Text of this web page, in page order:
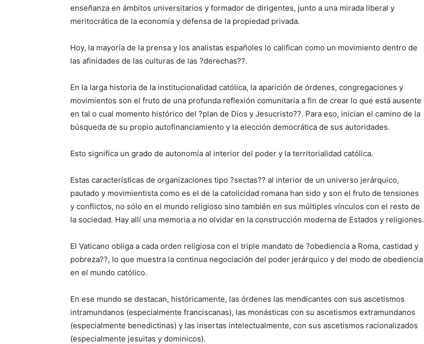
enseñanza en ámbitos universitarios y formador de dirigentes, junto a una mirada liberal y
meritocrática de la economía y defensa de la propiedad privada.
Hoy, la mayoría de la prensa y los analistas españoles lo califican como un movimiento dentro de
las afinidades de las culturas de las ?derechas??.
En la larga historia de la institucionalidad católica, la aparición de órdenes, congregaciones y
movimientos son el fruto de una profunda reflexión comunitaria a fin de crear lo que está ausente
en tal o cual momento histórico del ?plan de Dios y Jesucristo??. Para eso, inician el camino de la
búsqueda de su propio autofinanciamiento y la elección democrática de sus autoridades.
Esto significa un grado de autonomía al interior del poder y la territorialidad católica.
Estas características de organizaciones tipo ?sectas?? al interior de un universo jerárquico,
pautado y movimientista como es el de la catolicidad romana han sido y son el fruto de tensiones
y conflictos, no sólo en el mundo religioso sino también en sus múltiples vínculos con el resto de
la sociedad. Hay allí una memoria a no olvidar en la construcción moderna de Estados y religiones.
El Vaticano obliga a cada orden religiosa con el triple mandato de ?obediencia a Roma, castidad y
pobreza??, lo que muestra la continua negociación del poder jerárquico y del modo de obediencia
en el mundo católico.
En ese mundo se destacan, históricamente, las órdenes las mendicantes con sus ascetismos
intramundanos (especialmente franciscanas), las monásticas con su ascetismos extramundanos
(especialmente benedictinas) y las insertas intelectualmente, con sus ascetismos racionalizados
(especialmente jesuitas y dominicos).